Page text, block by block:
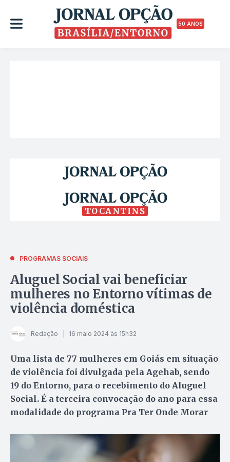
50 ANOS
TOCANTINS
PROGRAMAS SOCIAIS
Aluguel Social vai beneficiar
mulheres no Entorno vítimas de
violência doméstica
Redação 16 maio 2024 às 15h32
Uma lista de 77 mulheres em Goiás em situação
de violência foi divulgada pela Agehab, sendo
19 do Entorno, para o recebimento do Aluguel
Social. É a terceira convocação do ano para essa
modalidade do programa Pra Ter Onde Morar